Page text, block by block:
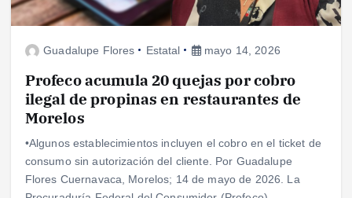
Guadalupe Flores Estatal mayo 14, 2026
Profeco acumula 20 quejas por cobro
ilegal de propinas en restaurantes de
Morelos
•Algunos establecimientos incluyen el cobro en el ticket de
consumo sin autorización del cliente. Por Guadalupe
Flores Cuernavaca, Morelos; 14 de mayo de 2026. La